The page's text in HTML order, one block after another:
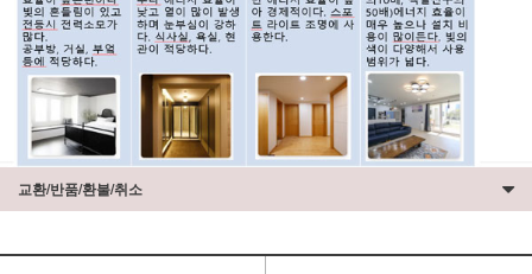
교환/반품/환불/취소